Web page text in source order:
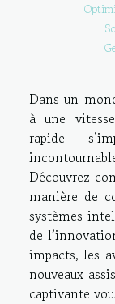
Dans un
à une
rapide
Découvrez
manière de
systèmes
de
impacts, les
nouveaux
captivante